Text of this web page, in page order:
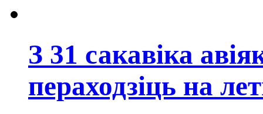
З 31 сакавіка
пераходзіць на